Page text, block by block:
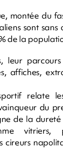
montée du
sont
de la
leur
affiches,
relate
du
de la
vitriers,
cireurs